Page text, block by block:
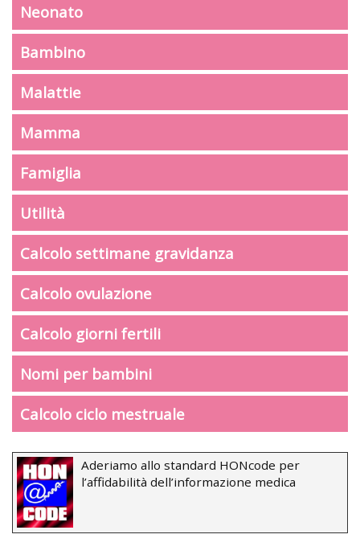
Neonato
Bambino
Malattie
Mamma
Famiglia
Utilità
Calcolo settimane gravidanza
Calcolo ovulazione
Calcolo giorni fertili
Nomi per bambini
Calcolo ciclo mestruale
Aderiamo allo standard HONcode per
l’affidabilità dell’informazione medica